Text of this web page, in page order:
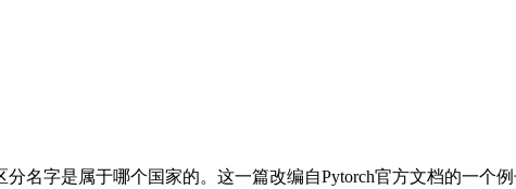
名字是属于哪个国家的。这一篇改编自Pytorch官方文档的一个